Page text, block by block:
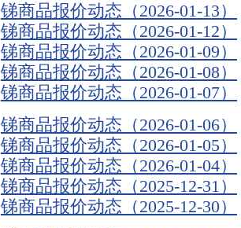
锑商品报价动态（2026-01-13）
锑商品报价动态（2026-01-12）
锑商品报价动态（2026-01-09）
锑商品报价动态（2026-01-08）
锑商品报价动态（2026-01-07）
锑商品报价动态（2026-01-06）
锑商品报价动态（2026-01-05）
锑商品报价动态（2026-01-04）
锑商品报价动态（2025-12-31）
锑商品报价动态（2025-12-30）